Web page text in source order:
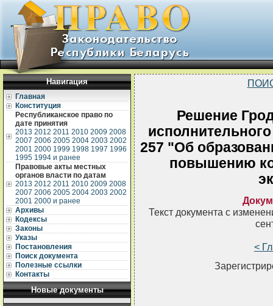
Навигация
Главная
Конституция
Республиканское право по
дате принятия
2013 2012 2011 2010 2009 2008
2007 2006 2005 2004 2003 2002
2001 2000 1999 1998 1997 1996
1995 1994 и ранее
Правовые акты местных
органов власти по датам
2013 2012 2011 2010 2009 2008
2007 2006 2005 2004 2003 2002
2001 2000 и ранее
Архивы
Кодексы
Законы
Указы
Постановления
Поиск документа
Полезные ссылки
Контакты
Новые документы
Решение
257 "Об
повышению
Текст документа с
<